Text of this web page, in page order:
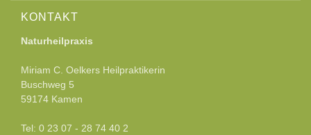
KONTAKT
Naturheilpraxis
Miriam C. Oelkers Heilpraktikerin
Buschweg 5
59174 Kamen
Tel: 0 23 07 - 28 74 40 2